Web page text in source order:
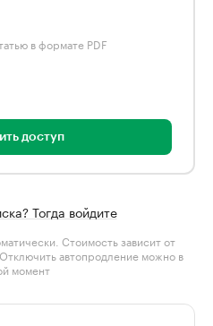
в формате PDF
доступ
Тогда войдите
Стоимость зависит от
. Отключить автопродление можно в
момент